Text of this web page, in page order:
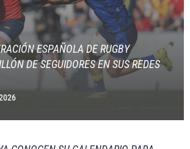
ESPAÑOLA DE RUGBY
DE SEGUIDORES EN SUS REDES